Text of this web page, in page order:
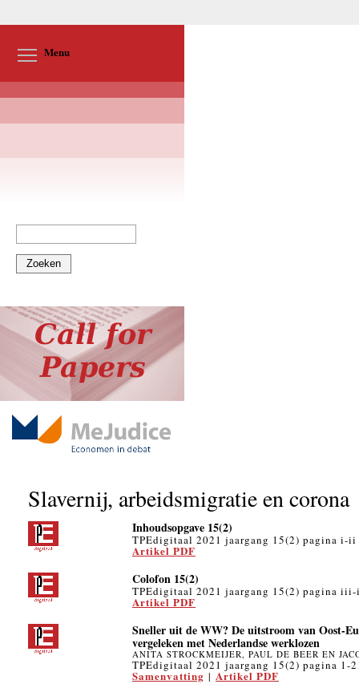
Menu
Zoeken
Slavernij, arbeidsmigratie en corona
Inhoudsopgave 15(2)
TPEdigitaal 2021 jaargang 15(2) pagina i-ii
Artikel PDF
Colofon 15(2)
TPEdigitaal 2021 jaargang 15(2) pagina
Artikel PDF
Sneller uit de WW? De uitstroom van Oost-
vergeleken met Nederlandse werklozen
ANITA STROCKMEIJER, PAUL DE BEER EN
TPEdigitaal 2021 jaargang 15(2) pagina 1-
Samenvatting | Artikel PDF